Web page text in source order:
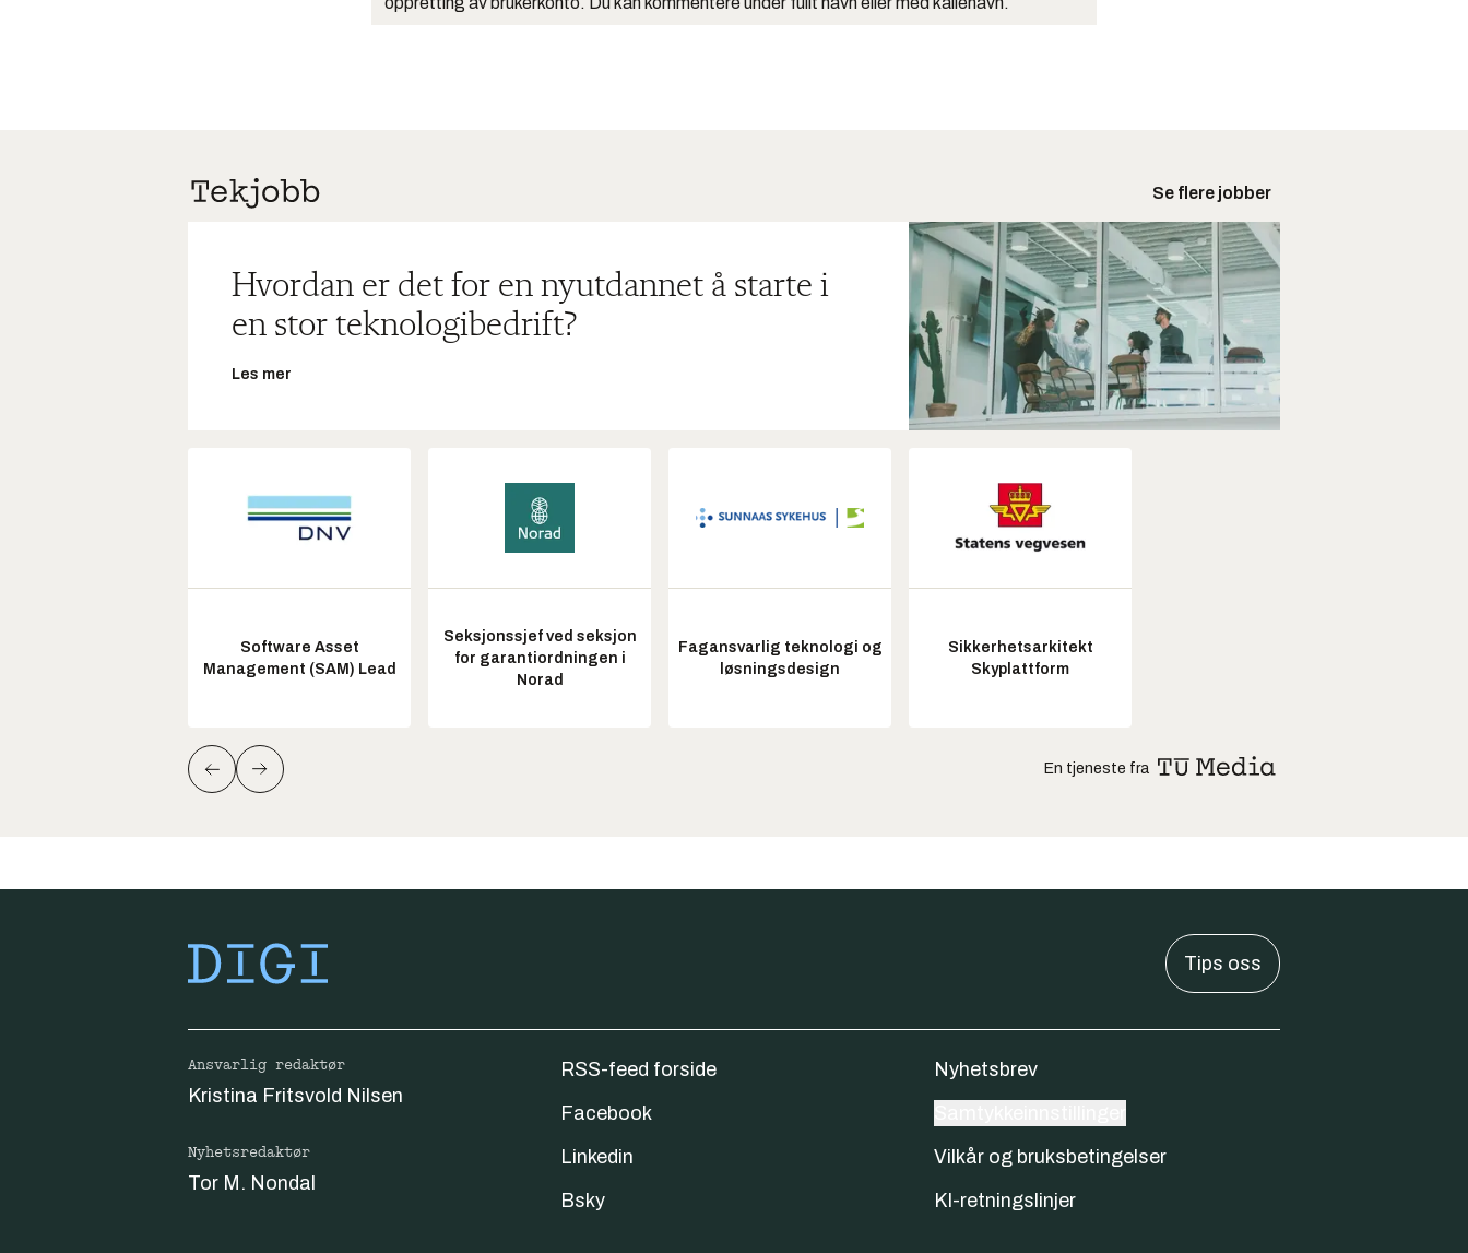
Se flere jobber
Hvordan er det for en nyutdannet å starte i
en stor teknologibedrift?
Les mer
Software Asset
Management (SAM) Lead
Seksjonssjef ved seksjon
for garantiordningen i
Norad
Fagansvarlig teknologi og
løsningsdesign
Sikkerhetsarkitekt
Skyplattform
En tjeneste fra
Tips oss
Ansvarlig redaktør
Kristina Fritsvold Nilsen
Nyhetsredaktør
Tor M. Nondal
RSS-feed forside
Facebook
Linkedin
Bsky
Nyhetsbrev
Vilkår og bruksbetingelser
KI-retningslinjer